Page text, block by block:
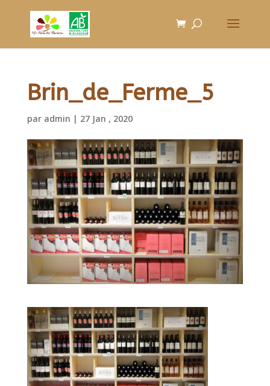
Brin_de_Ferme_5
par admin | 27 Jan , 2020